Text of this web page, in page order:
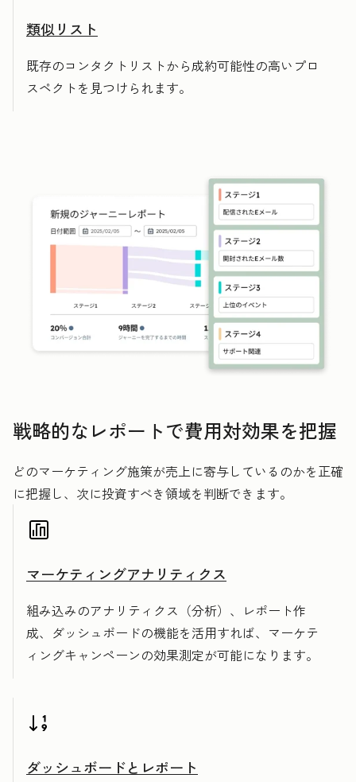
類似リスト
既存のコンタクトリストから成約可能性の高いプロ
スペクトを見つけられます。
戦略的なレポートで費用対効果を把握
どのマーケティング施策が売上に寄与しているのかを正確
に把握し、次に投資すべき領域を判断できます。
マーケティングアナリティクス
組み込みのアナリティクス（分析）、レポート作
成、ダッシュボードの機能を活用すれば、マーケテ
ィングキャンペーンの効果測定が可能になります。
ダッシュボードとレポート